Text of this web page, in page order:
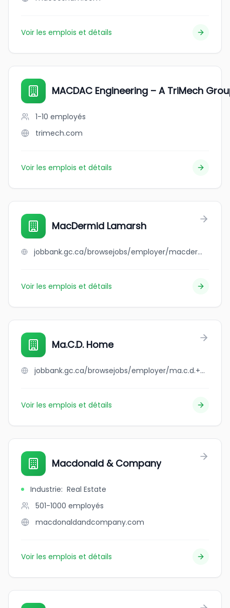
Voir les emplois et détails
MACDAC Engineering – A TriMech
1-10 employés
trimech.com
Voir les emplois et détails
MacDermid Lamarsh
jobbank.gc.ca/browsejobs/employer/macdermid+lamarsh/ca
Voir les emplois et détails
Ma.C.D. Home
jobbank.gc.ca/browsejobs/employer/ma.c.d.+home/ca
Voir les emplois et détails
Macdonald & Company
Industrie: Real Estate
501-1000 employés
macdonaldandcompany.com
Voir les emplois et détails